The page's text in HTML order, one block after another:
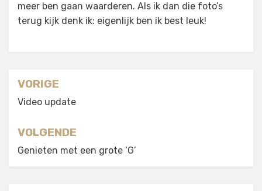
meer ben gaan waarderen. Als ik dan die foto’s
terug kijk denk ik: eigenlijk ben ik best leuk!
Berichtnavigatie
VORIGE
Video update
VOLGENDE
Genieten met een grote ‘G’